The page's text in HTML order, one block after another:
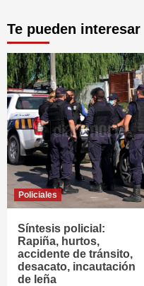
Te pueden interesar
Policiales
Síntesis policial:
Rapiña, hurtos,
accidente de tránsito,
desacato, incautación
de leña